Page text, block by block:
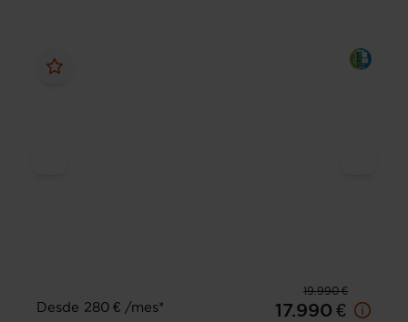
19.990 €
Desde 280 € /mes*
17.990 €